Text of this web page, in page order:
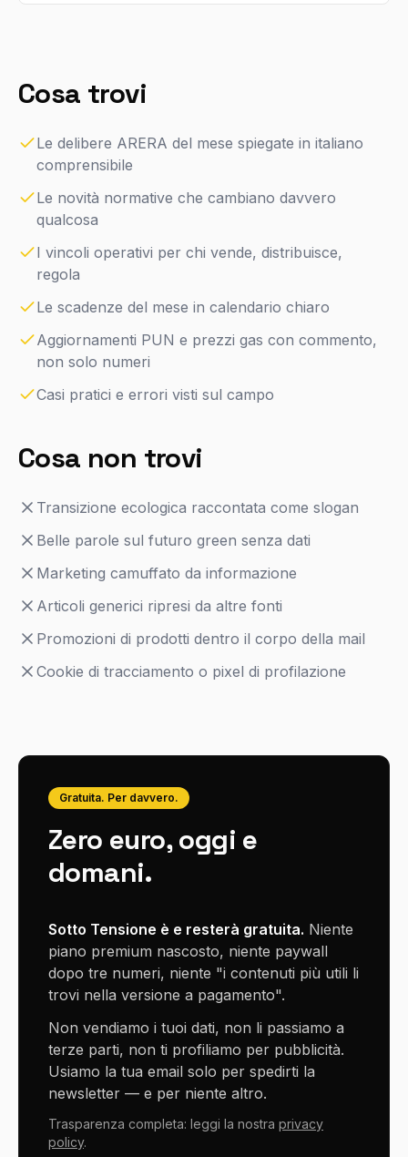
Cosa trovi
Le delibere ARERA del mese spiegate in italiano
comprensibile
Le novità normative che cambiano davvero
qualcosa
I vincoli operativi per chi vende, distribuisce,
regola
Le scadenze del mese in calendario chiaro
Aggiornamenti PUN e prezzi gas con commento,
non solo numeri
Casi pratici e errori visti sul campo
Cosa non trovi
Transizione ecologica raccontata come slogan
Belle parole sul futuro green senza dati
Marketing camuffato da informazione
Articoli generici ripresi da altre fonti
Promozioni di prodotti dentro il corpo della mail
Cookie di tracciamento o pixel di profilazione
Gratuita. Per davvero.
Zero euro, oggi e
domani.
Sotto Tensione è e resterà gratuita. Niente
piano premium nascosto, niente paywall
dopo tre numeri, niente "i contenuti più utili li
trovi nella versione a pagamento".
Non vendiamo i tuoi dati, non li passiamo a
terze parti, non ti profiliamo per pubblicità.
Usiamo la tua email solo per spedirti la
newsletter — e per niente altro.
Trasparenza completa: leggi la nostra privacy
policy.